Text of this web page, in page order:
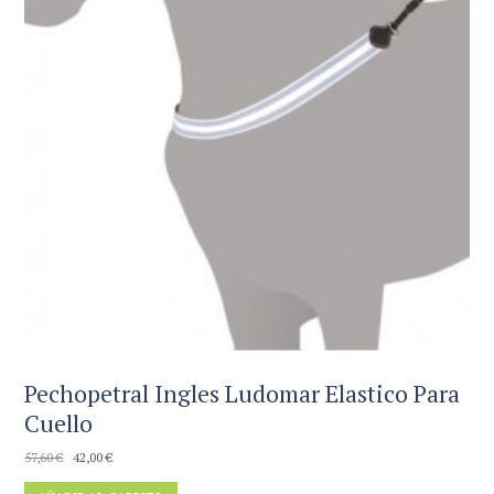
Pechopetral Ingles Ludomar Elastico Para
Cuello
57,60€ El
precio
42,00€El
precio